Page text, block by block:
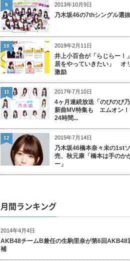
2013年10月9日
乃木坂46の7thシングル選
9
2019年2月11日
井上小百合が「らじらー！
居をやっていきたい」 オ
激励
10
2017年7月10日
4ヶ月連続放送「のびのび
新曲MV特集も エムオン！
24時間...
11
2015年7月14日
乃木坂46橋本奈々未の1st
売、秋元康「橋本は手のか
ー」
12
月間ランキング
2014年4月4日
AKB48チームB兼任の生駒里奈が第6回AKB48
補